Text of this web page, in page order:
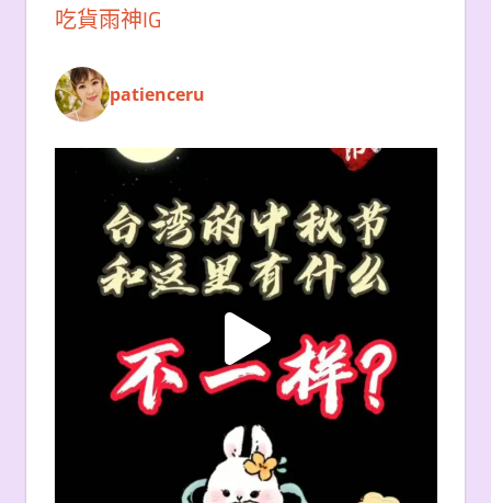
吃貨雨神IG
patienceru